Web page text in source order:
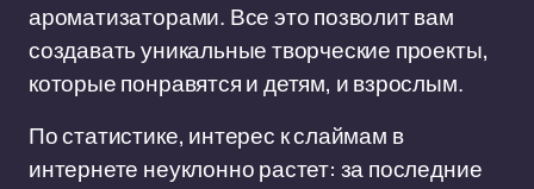
ароматизаторами. Все это позволит вам
создавать уникальные творческие проекты,
которые понравятся и детям, и взрослым.
По статистике, интерес к слаймам в
интернете неуклонно растет: за последние